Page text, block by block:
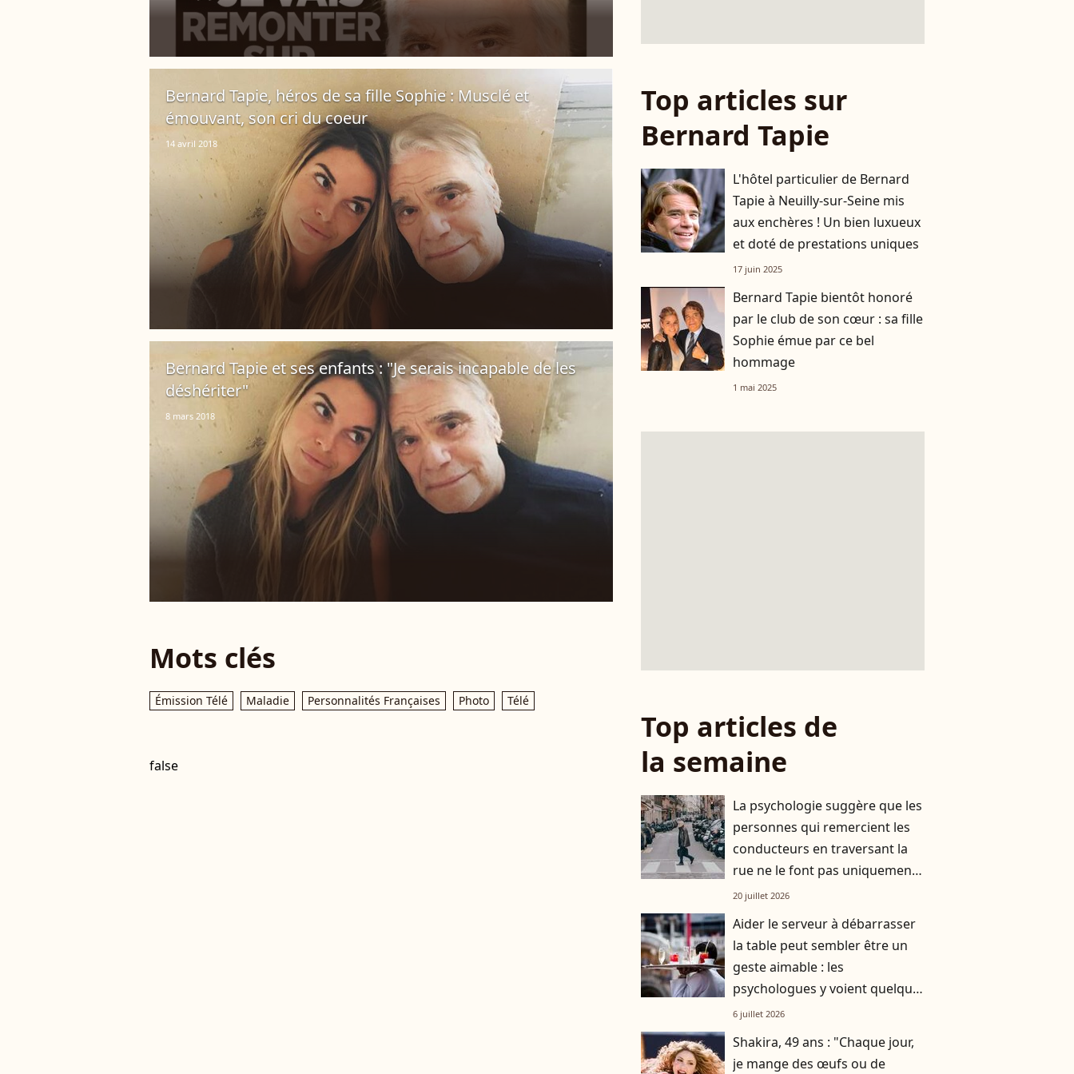
Bernard Tapie, héros de sa fille Sophie : Musclé et
émouvant, son cri du coeur
14 avril 2018
Bernard Tapie et ses enfants : "Je serais incapable de les
déshériter"
8 mars 2018
Mots clés
Émission Télé Maladie Personnalités Françaises Photo Télé
false
Top articles sur
Bernard Tapie
L'hôtel particulier de Bernard
Tapie à Neuilly-sur-Seine mis
aux enchères ! Un bien luxueux
et doté de prestations uniques
17 juin 2025
Bernard Tapie bientôt honoré
par le club de son cœur : sa fille
Sophie émue par ce bel
hommage
1 mai 2025
Top articles de
la semaine
La psychologie suggère que les
personnes qui remercient les
conducteurs en traversant la
rue ne le font pas uniquement
par gratitude
20 juillet 2026
Aider le serveur à débarrasser
la table peut sembler être un
geste aimable : les
psychologues y voient quelque
chose de bien plus profond.
6 juillet 2026
Shakira, 49 ans : "Chaque jour,
je mange des œufs ou de